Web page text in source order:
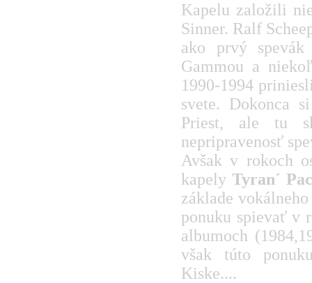
Kapelu založili
Sinner. Ralf
ako prvý
Gammou a
1990-1994
svete. Dokonca
Priest, ale tu
nepripravenosť
Avšak v rokoch
kapelyTyran´
základe
ponuku spievať v
albumoch
však túto
Kiske....